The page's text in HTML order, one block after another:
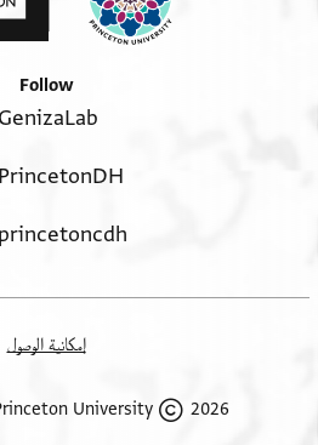
Follow
GenizaLab
PrincetonDH
princetoncdh
إمكانية الوصول
2026 The Trustees of Princeton University